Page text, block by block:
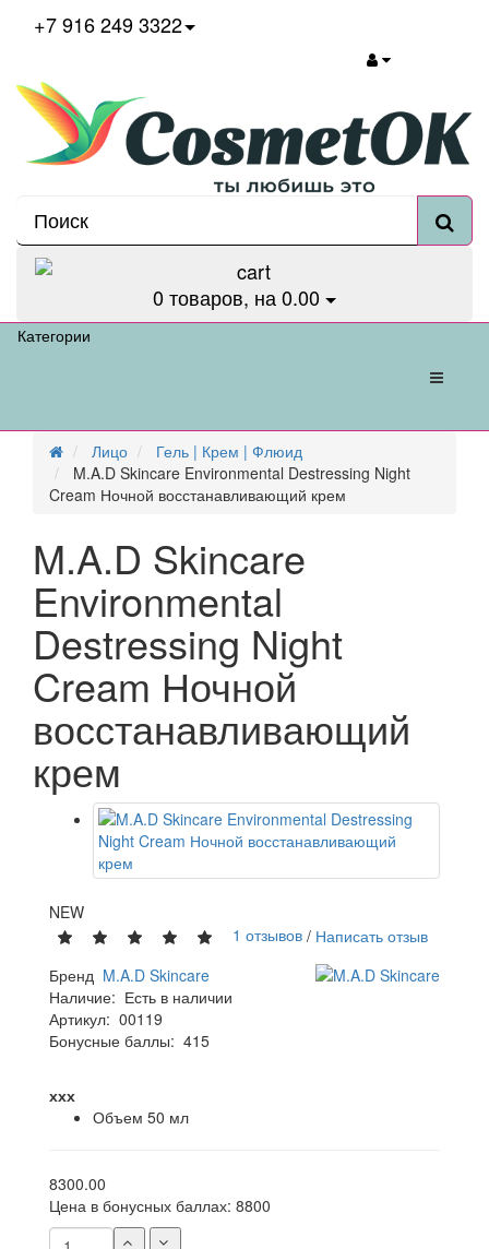
+7 916 249 3322
0товаров, на 0.00
Категории
Лицо
Гель | Крем | Флюид
M.A.D Skincare Environmental Destressing Night
Cream Ночной восстанавливающий крем
M.A.D Skincare
Environmental
Destressing Night
Cream Ночной
восстанавливающий
крем
NEW
1 отзывов / Написать отзыв
Бренд M.A.D Skincare
Наличие: Есть в наличии
Артикул: 00119
Бонусные баллы: 415
ххх
Объем 50 мл
8300.00
Цена в бонусных баллах: 8800